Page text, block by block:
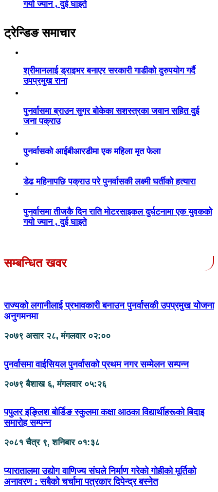
गयो ज्यान , दुई घाइते
ट्रेन्डिङ समाचार
श्रीमानलाई ड्राइभर बनाएर सरकारी गाडीको दुरुपयोग गर्दै
उपप्रमुख राना
पुनर्वासमा ब्राउन सुगर बोकेका सशस्त्रका जवान सहित दुई
जना पक्राउ
पुनर्वासको आईबीआरडीमा एक महिला मृत फेला
डेढ महिनापछि पक्राउ परे पुनर्वासकी लक्ष्मी घर्तीको हत्यारा
पुनर्वासमा तीजकै दिन राति मोटरसाइकल दुर्घटनामा एक युवकको
गयो ज्यान , दुई घाइते
सम्बन्धित खवर
राज्यको लगानीलाई प्रभावकारी बनाउन पुनर्वासकी उपप्रमुख योजना
अनुगमनमा
२०७९ असार २८, मंगलवार ०२:००
पुनर्वासमा वाईसियल पुनर्वासको प्रथम नगर सम्मेलन सम्पन्न
२०७९ बैशाख ६, मंगलवार ०५:२६
पपुलर इङ्लिश बोर्डिङ स्कुलमा कक्षा आठका विद्यार्थीहरूको बिदाइ
समारोह सम्पन्न
२०८१ चैत्र ९, शनिबार ०१:३८
प्यारातालमा उद्योग वाणिज्य संघले निर्माण गरेको गोहीको मूर्तिको
अनावरण : सबैको चर्चामा पत्रकार दिपेन्द्र बस्नेत